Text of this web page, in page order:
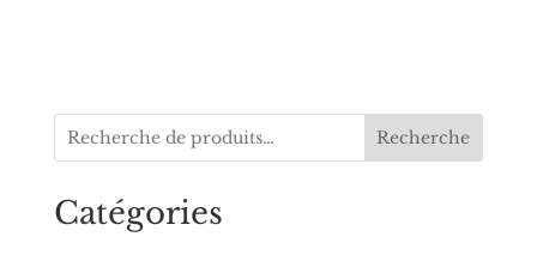
Recherche
Catégories